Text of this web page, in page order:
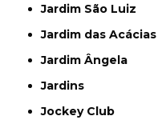
Jardim São Luiz
Jardim das Acácias
Jardim Ângela
Jardins
Jockey Club